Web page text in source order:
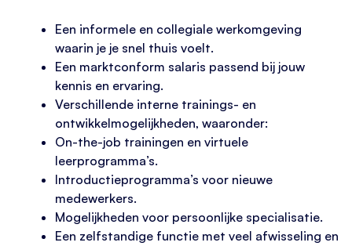
Een informele en collegiale werkomgeving
waarin je je snel thuis voelt.
Een marktconform salaris passend bij jouw
kennis en ervaring.
Verschillende interne trainings- en
ontwikkelmogelijkheden, waaronder:
On-the-job trainingen en virtuele
leerprogramma’s.
Introductieprogramma’s voor nieuwe
medewerkers.
Mogelijkheden voor persoonlijke specialisatie.
Een zelfstandige functie met veel afwisseling en